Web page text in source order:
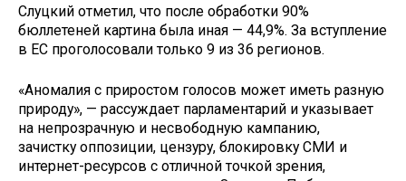
Слуцкий отметил, что после обработки 90%
бюллетеней картина была иная — 44,9%. За вступление
в ЕС проголосовали только 9 из 36 регионов.
«Аномалия с приростом голосов может иметь разную
природу», — рассуждает парламентарий и указывает
на непрозрачную и несвободную кампанию,
зачистку оппозиции, цензуру, блокировку СМИ и
интернет-ресурсов с отличной точкой зрения,